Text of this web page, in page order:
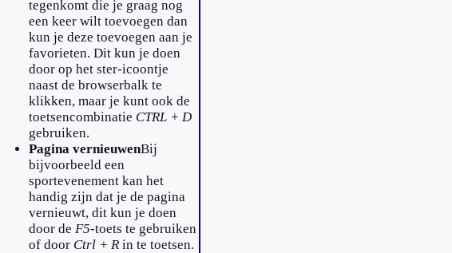
tegenkomt die je graag nog
een keer wilt toevoegen dan
kun je deze toevoegen aan je
favorieten. Dit kun je doen
door op het ster-icoontje
naast de browserbalk te
klikken, maar je kunt ook de
toetsencombinatie CTRL + D
gebruiken.
Pagina vernieuwenBij
bijvoorbeeld een
sportevenement kan het
handig zijn dat je de pagina
vernieuwt, dit kun je doen
door de F5-toets te gebruiken
of door Ctrl + R in te toetsen.